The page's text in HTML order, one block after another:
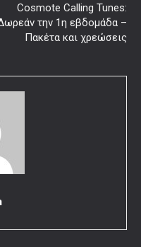
Cosmote Calling Tunes:
την 1η εβδομάδα –
Πακέτα και χρεώσεις